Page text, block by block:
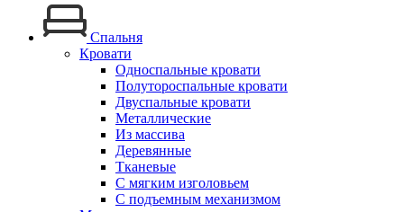
Спальня
Кровати
Односпальные кровати
Полутороспальные кровати
Двуспальные кровати
Металлические
Из массива
Деревянные
Тканевые
С мягким изголовьем
С подъемным механизмом